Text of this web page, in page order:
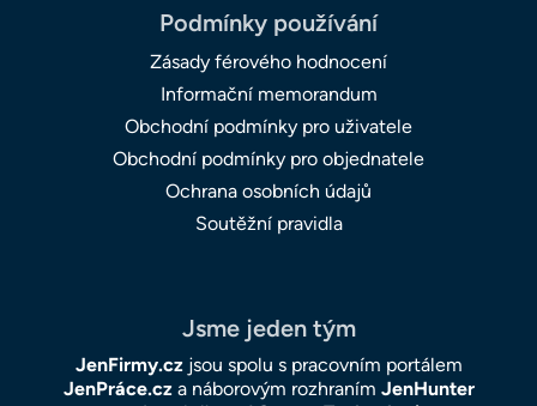
Podmínky používání
Zásady férového hodnocení
Informační memorandum
Obchodní podmínky pro uživatele
Obchodní podmínky pro objednatele
Ochrana osobních údajů
Soutěžní pravidla
Jsme jeden tým
JenFirmy.czjsou spolu s pracovním portálem
JenPráce.cza náborovým rozhraním JenHunter